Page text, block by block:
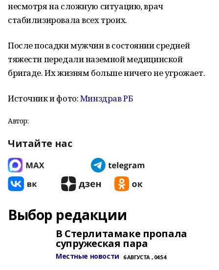
несмотря на сложную ситуацию, врач
стабилизировала всех троих.
После посадки мужчин в состоянии средней
тяжести передали наземной медицинской
бригаде. Их жизням больше ничего не угрожает.
Источник и фото:Минздрав РБ
Автор:
Читайте нас
Выбор редакции
В Стерлитамаке пропала
супружеская пара
Местные новости 6 АВГУСТА , 04:54